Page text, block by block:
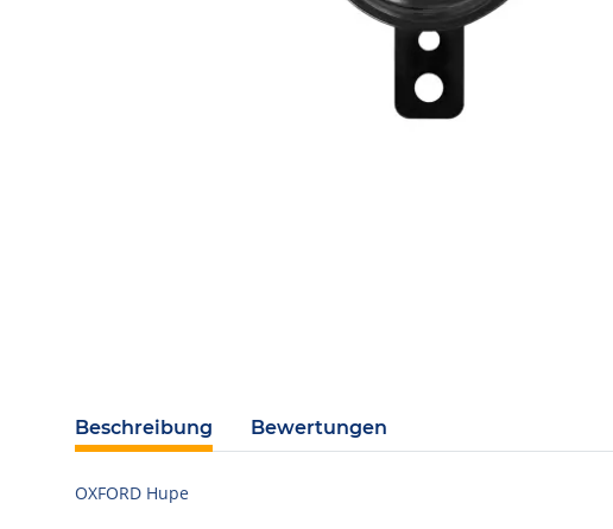
Beschreibung Bewertungen
OXFORD Hupe